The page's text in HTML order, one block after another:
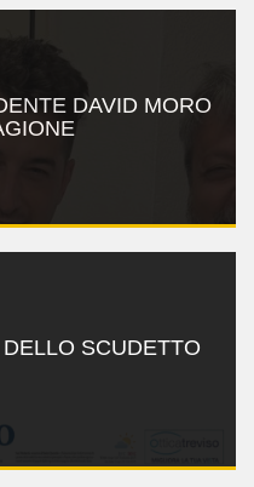
DAVID MORO
SCUDETTO